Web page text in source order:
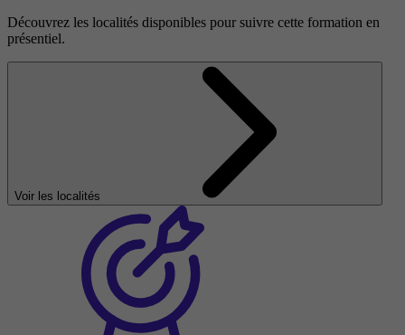
Découvrez les localités disponibles pour suivre cette formation en
présentiel.
Voir les localités